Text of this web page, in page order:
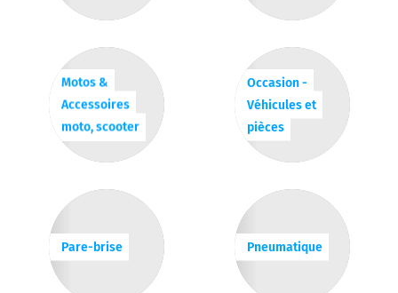
Motos &
Accessoires
moto, scooter
Occasion -
Véhicules et
pièces
Pare-brise Pneumatique